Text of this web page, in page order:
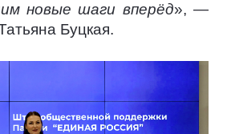
новые шаги вперёд», —
Буцкая.